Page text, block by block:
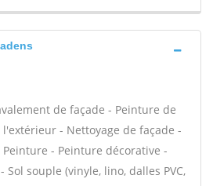
de façade - Peinture de
- Nettoyage de façade -
- Peinture décorative -
souple (vinyle, lino, dalles PVC,